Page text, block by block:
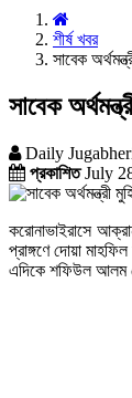
শীর্ষ খবর
সাবেক
সাবেক
Daily
প্রকাশিতJuly
করোনাভাইরাসে
প্রাঙ্গণে দোয়া
এদিকে শফিউল আলম